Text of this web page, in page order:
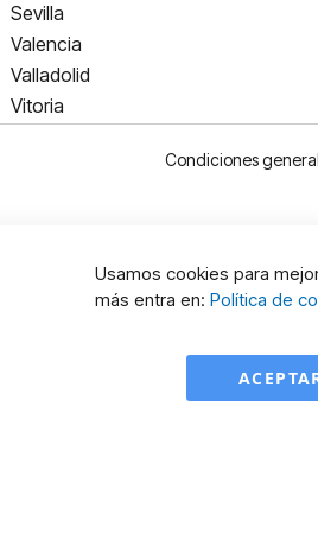
Sevilla
Valencia
Valladolid
Vitoria
Condiciones
Usamos cookies para
más entra en: Política de